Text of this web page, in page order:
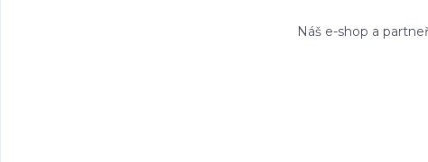
Náš e-shop a